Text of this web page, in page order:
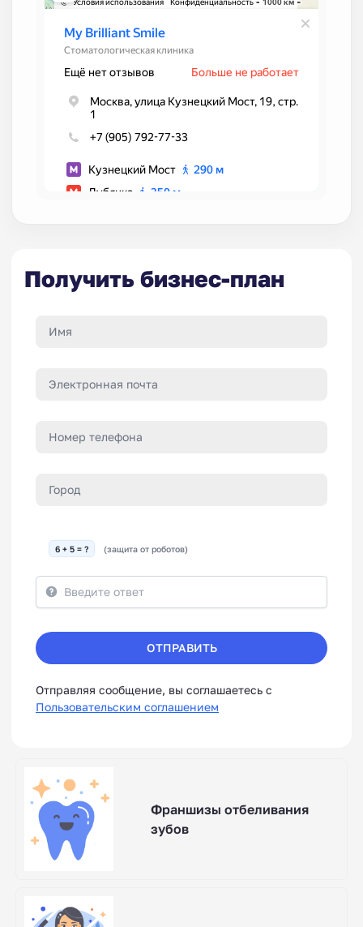
Получить бизнес-план
6 + 5 = ? (защита от роботов)
ОТПРАВИТЬ
Отправляя сообщение, вы соглашаетесь с
Пользовательским соглашением
Франшизы отбеливания
зубов